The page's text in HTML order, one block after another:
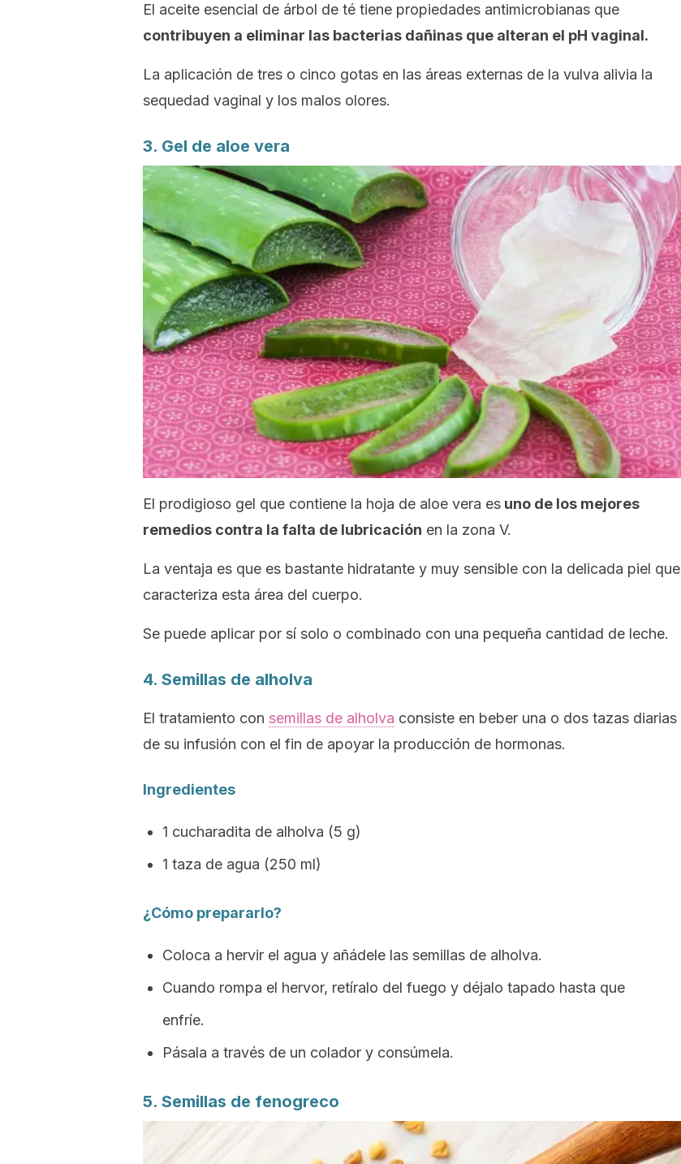
El aceite esencial de árbol de té tiene propiedades antimicrobianas que
contribuyen a eliminar las bacterias dañinas que alteran el pH vaginal.
La aplicación de tres o cinco gotas en las áreas externas de la vulva alivia la
sequedad vaginal y los malos olores.
3. Gel de aloe vera
El prodigioso gel que contiene la hoja de aloe vera es uno de los mejores
remedios contra la falta de lubricación en la zona V.
La ventaja es que es bastante hidratante y muy sensible con la delicada piel que
caracteriza esta área del cuerpo.
Se puede aplicar por sí solo o combinado con una pequeña cantidad de leche.
4. Semillas de alholva
El tratamiento con semillas de alholva consiste en beber una o dos tazas diarias
de su infusión con el fin de apoyar la producción de hormonas.
Ingredientes
1 cucharadita de alholva (5 g)
1 taza de agua (250 ml)
¿Cómo prepararlo?
Coloca a hervir el agua y añádele las semillas de alholva.
Cuando rompa el hervor, retíralo del fuego y déjalo tapado hasta que
enfríe.
Pásala a través de un colador y consúmela.
5. Semillas de fenogreco